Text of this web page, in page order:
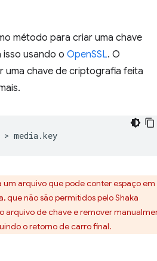
método para criar uma chave
isso usando o OpenSSL. O
uma chave de criptografia feita
>
um arquivo que pode conter espaço em
que não são permitidos pelo Shaka
arquivo de chave e remover
o retorno de carro final.